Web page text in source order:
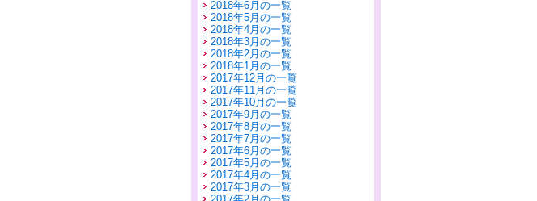
2018年6月の一覧
2018年5月の一覧
2018年4月の一覧
2018年3月の一覧
2018年2月の一覧
2018年1月の一覧
2017年12月の一覧
2017年11月の一覧
2017年10月の一覧
2017年9月の一覧
2017年8月の一覧
2017年7月の一覧
2017年6月の一覧
2017年5月の一覧
2017年4月の一覧
2017年3月の一覧